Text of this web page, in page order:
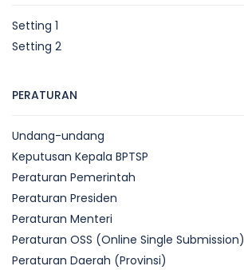
Setting 1
Setting 2
PERATURAN
Undang-undang
Keputusan Kepala BPTSP
Peraturan Pemerintah
Peraturan Presiden
Peraturan Menteri
Peraturan OSS (Online Single Submission)
Peraturan Daerah (Provinsi)